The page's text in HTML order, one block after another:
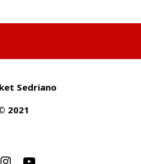
Sedriano
2021